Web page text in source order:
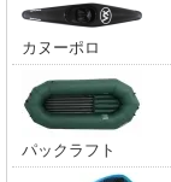
カヌーポロ
パックラフト